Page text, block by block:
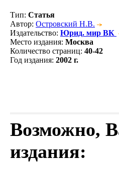
Тип: Статья
Автор: Островский Н.В.
Издательство: Юрид. мир ВК
Место издания: Москва
Количество страниц: 40-42
Год издания: 2002 г.
Возможно,
издания: